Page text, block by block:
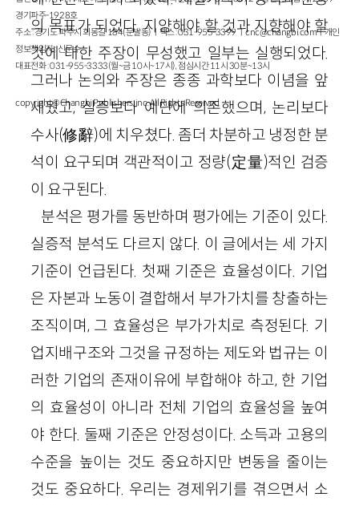
의 목표가 되었다. 지양해야 할 것과 지향해야 할
것에 대한 주장이 무성했고 일부는 실행되었다.
그러나 논의와 주장은 종종 과학보다 이념을 앞
세웠고, 실증보다 예단에 의존했으며, 논리보다
수사(修辭)에 치우쳤다. 좀더 차분하고 냉정한 분
석이 요구되며 객관적이고 정량(定量)적인 검증
이 요구된다.
분석은 평가를 동반하며 평가에는 기준이 있다.
실증적 분석도 다르지 않다. 이 글에서는 세 가지
기준이 언급된다. 첫째 기준은 효율성이다. 기업
은 자본과 노동이 결합해서 부가가치를 창출하는
조직이며, 그 효율성은 부가가치로 측정된다. 기
업지배구조와 그것을 규정하는 제도와 법규는 이
러한 기업의 존재이유에 부합해야 하고, 한 기업
의 효율성이 아니라 전체 기업의 효율성을 높여
야 한다. 둘째 기준은 안정성이다. 소득과 고용의
수준을 높이는 것도 중요하지만 변동을 줄이는
것도 중요하다. 우리는 경제위기를 겪으면서 소
경기파주-1928호
주소 : 경기도 파주시 회동길 184(문발동)ㅣ팩스 : 031-955-3399 ㅣcnc@changbi.comㅣ개인
정보책임자 : 신문수
대표전화 : 031-955-3333(월~금 10시~17시), 점심시간 11시 30분~13시
copyright © Changbi Publishers, inc. All Rights Reserved.